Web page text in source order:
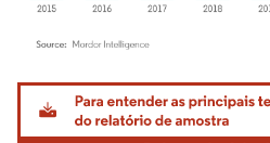
Imagem © Mordor Intelligence. O reuso